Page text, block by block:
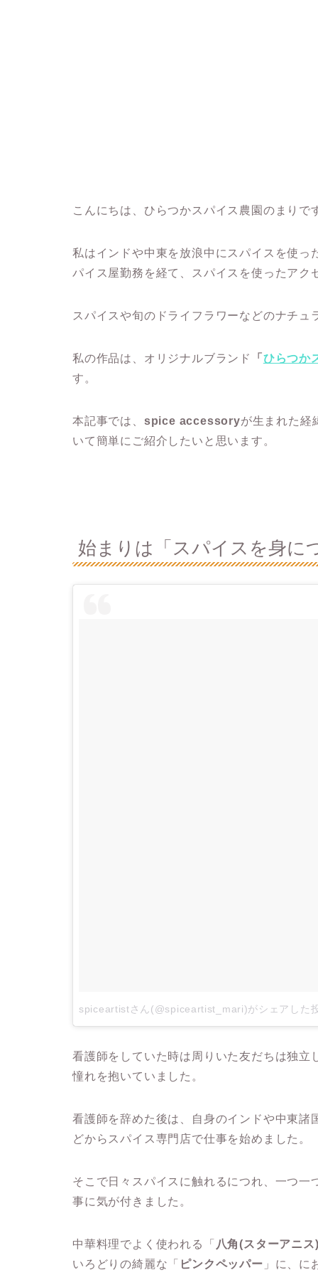
こんにちは、ひらつかスパイス農園のまりで
私はインドや中東を放浪中にスパイスを使
パイス屋勤務を経て、スパイスを使ったアク
スパイスや旬のドライフラワーなどのナチュ
私の作品は、オリジナルブランド 「 ひらつか
す。
本記事では、 spice accessoryが生まれた経
いて簡単にご紹介したいと思います。
始まりは「スパイスを身に
spiceartistさん(@spiceartist_mari)がシェアした
看護師をしていた時は周りいた友だちは独
憧れを抱いていました。
看護師を辞めた後は、自身のインドや中東
どからスパイス専門店で仕事を始めました。
そこで日々スパイスに触れるにつれ、一つ
事に気が付きました。
中華料理でよく使われる「 八角(スターアニス
いろどりの綺麗な「 ピンクペッパー 」に、に